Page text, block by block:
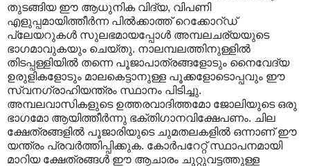
തുടങ്ങിയ ഈ ആധുനിക വിദ്യ, വിപണി
എളുപ്പമായിത്തീർന്ന പിൽക്കാത്ത് റെക്കോറ്ഡ്
പ്ലേയറുകൾ സുലഭമായപ്പോൾ അമ്പലചര്യയുടെ
ഭാഗമാവുകയും ചെയ്തു. നാലമ്പലത്തിനുള്ളിൽ
തിടപ്പള്ളിയിൽ തന്നെ പൂജാപാത്രങ്ങളോടും നൈവേദ്യ
ഉരുളികളോടും മാലകെട്ടാനുള്ള പൂക്കളോടൊപ്പവും ഈ
സ്വനഗ്രാഹിയന്ത്രം സ്ഥാനം പിടിച്ചു.
അമ്പലവാസികളുടെ ഉത്തരവാദിത്തമോ ജോലിയുടെ ഒരു
ഭാഗമോ ആയിത്തീർന്നു ഭക്തിഗാനവിക്ഷേപണം. ചില
ക്ഷേത്രങ്ങളിൽ പൂജാരിയുടെ ചുമതലകളിൽ ഒന്നാണ് ഈ
യന്ത്രം പ്രവർത്തിപ്പിക്കുക. കോർപറേറ്റ് സ്ഥാപനമായി
മാറിയ ക്ഷേത്രങ്ങൾ ഈ ആചാരം ചുറ്റുവട്ടത്തുള്ള